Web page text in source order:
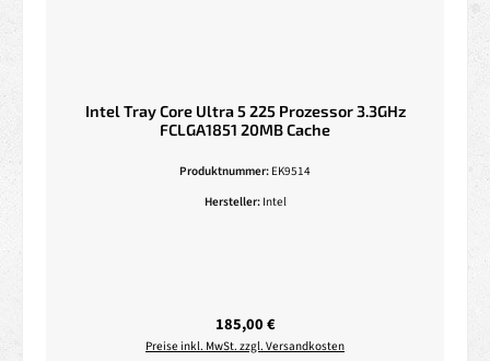
Intel Tray Core Ultra 5 225 Prozessor 3.3GHz
FCLGA1851 20MB Cache
Produktnummer: EK9514
Hersteller: Intel
Regulärer Preis:
185,00 €
Preise inkl. MwSt. zzgl. Versandkosten